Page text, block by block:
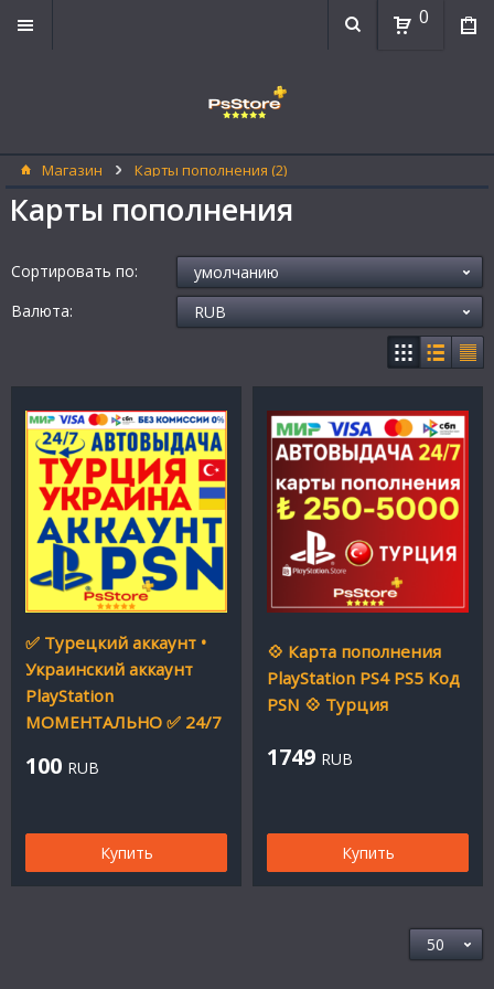
0
Магазин Карты пополнения (2)
Карты пополнения
Сортировать по:
Валюта:
✅ Турецкий аккаунт •
Украинский аккаунт
PlayStation
МОМЕНТАЛЬНО ✅ 24/7
100 RUB
Купить
💠 Карта пополнения
PlayStation PS4 PS5 Код
PSN 💠 Турция
1749 RUB
Купить